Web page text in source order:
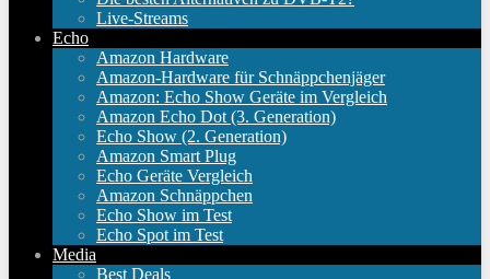
Live-Streams
Echo
Amazon Hardware
Amazon-Hardware für Schnäppchenjäger
Amazon: Echo Show Geräte im Vergleich
Amazon Echo Dot (3. Generation)
Echo Show (2. Generation)
Amazon Smart Plug
Echo Geräte Vergleich
Amazon Schnäppchen
Echo Show im Test
Echo Spot im Test
Media
Best Deals